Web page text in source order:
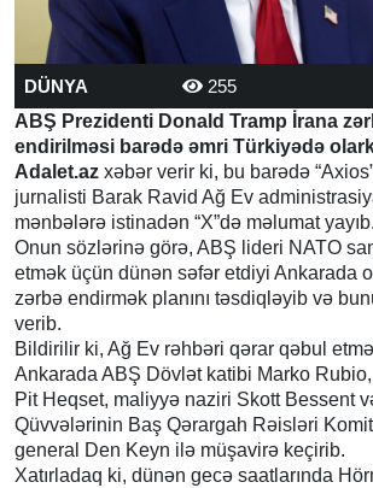
DÜNYA 255
ABŞ Prezidenti Donald Tramp İrana
endirilməsi barədə əmri Türkiyədə
Adalet.az xəbər verir ki, bu barədə
jurnalisti Barak Ravid Ağ Ev
mənbələrə istinadən “X”də məlumat yayıb.
Onun sözlərinə görə, ABŞ lideri NATO
etmək üçün dünən səfər etdiyi Ankarada
zərbə endirmək planını təsdiqləyib və
verib.
Bildirilir ki, Ağ Ev rəhbəri qərar qəbul
Ankarada ABŞ Dövlət katibi Marko
Pit Heqset, maliyyə naziri Skott Bessent
Qüvvələrinin Baş Qərargah Rəisləri
general Den Keyn ilə müşavirə keçirib.
Xatırladaq ki, dünən gecə saatlarında